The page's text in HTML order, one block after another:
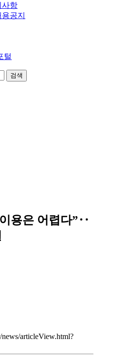
사항
공지
털
용은 어렵다”‥
articleView.html?